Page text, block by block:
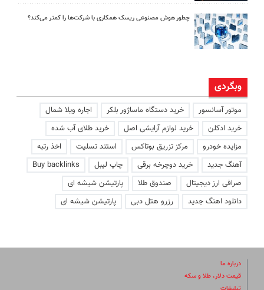
چطور هوش مصنوعی ریسک همکاری با شرکت‌ها را کمتر می‌کند؟
وبگردی
موتور آسانسور خرید دستگاه ماساژور بلکر
اجاره ویلا شمال
خرید ادکلن
خرید لوازم آرایشی اصل
خرید طلای آب شده
مزایده خودرو
مرکز تزریق بوتاکس استند تسلیت
اخذ رتبه
آهنگ جدید
خرید دوچرخه برقی چاپ لیبل
Buy backlinks
صرافی ارز دیجیتال
صندوق طلا
پارتیشن شیشه ای
دانلود اهنگ جدید
رزرو هتل دبی پارتیشن شیشه ای
درباره ما
قیمت دلار، طلا و سکه